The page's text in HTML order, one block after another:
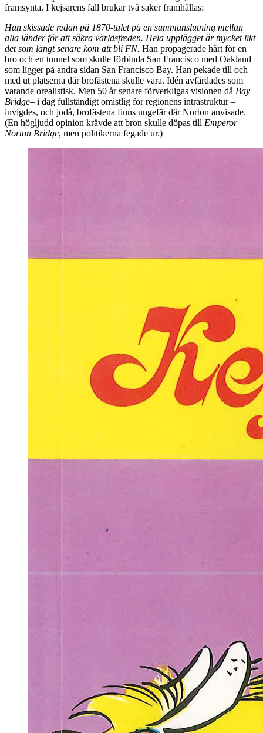
framsynta. I kejsarens fall brukar två saker framhållas:
Han skissade redan på 1870-talet på en sammanslutning mellan
alla länder för att säkra världsfreden. Hela upplägget är mycket likt
det som långt senare kom att bli FN. Han propagerade hårt för en
bro och en tunnel som skulle förbinda San Francisco med Oakland
som ligger på andra sidan San Francisco Bay. Han pekade till och
med ut platserna där brofästena skulle vara. Idén avfärdades som
varande orealistisk. Men 50 år senare förverkligas visionen då Bay
Bridge– i dag fullständigt omistlig för regionens intrastruktur –
invigdes, och jodå, brofästena finns ungefär där Norton anvisade.
(En högljudd opinion krävde att bron skulle döpas till Emperor
Norton Bridge, men politikerna fegade ur.)